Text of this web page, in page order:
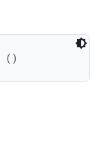
()